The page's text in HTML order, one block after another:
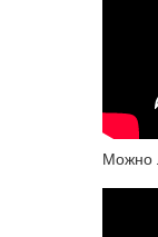
Можно